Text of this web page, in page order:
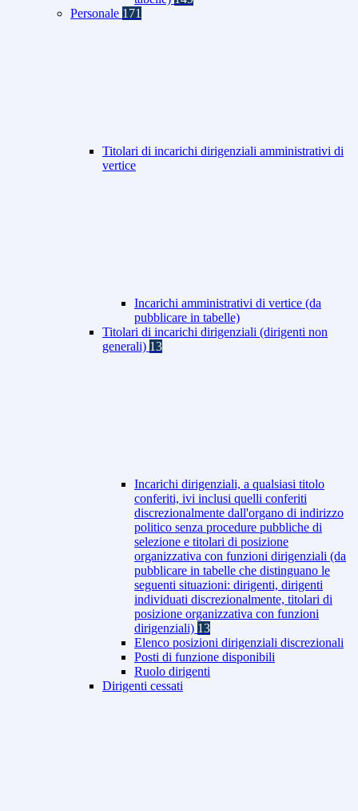
Personale 171
Titolari di incarichi dirigenziali amministrativi di
vertice
Incarichi amministrativi di vertice (da
pubblicare in tabelle)
Titolari di incarichi dirigenziali (dirigenti non
generali) 13
Incarichi dirigenziali, a qualsiasi titolo
conferiti, ivi inclusi quelli conferiti
discrezionalmente dall'organo di indirizzo
politico senza procedure pubbliche di
selezione e titolari di posizione
organizzativa con funzioni dirigenziali (da
pubblicare in tabelle che distinguano le
seguenti situazioni: dirigenti, dirigenti
individuati discrezionalmente, titolari di
posizione organizzativa con funzioni
dirigenziali) 13
Elenco posizioni dirigenziali discrezionali
Posti di funzione disponibili
Ruolo dirigenti
Dirigenti cessati